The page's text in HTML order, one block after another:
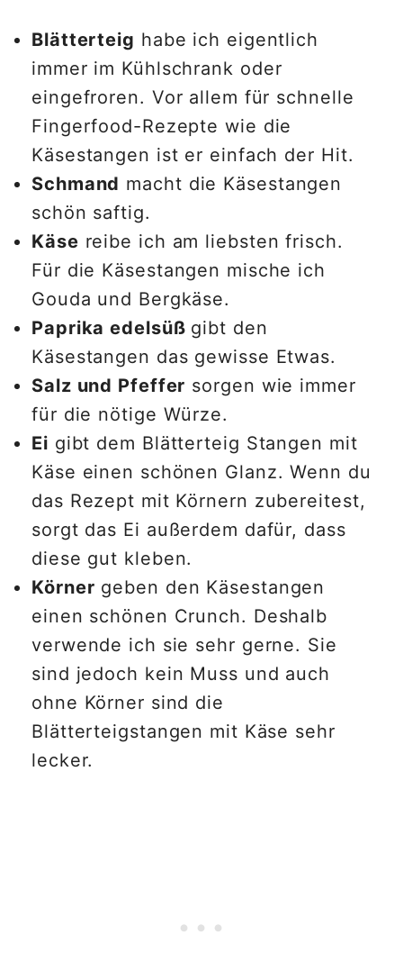
Blätterteig habe ich eigentlich
immer im Kühlschrank oder
eingefroren. Vor allem für schnelle
Fingerfood-Rezepte wie die
Käsestangen ist er einfach der Hit.
Schmand macht die Käsestangen
schön saftig.
Käse reibe ich am liebsten frisch.
Für die Käsestangen mische ich
Gouda und Bergkäse.
Paprika edelsüß gibt den
Käsestangen das gewisse Etwas.
Salz und Pfeffer sorgen wie immer
für die nötige Würze.
Ei gibt dem Blätterteig Stangen mit
Käse einen schönen Glanz. Wenn du
das Rezept mit Körnern zubereitest,
sorgt das Ei außerdem dafür, dass
diese gut kleben.
Körner geben den Käsestangen
einen schönen Crunch. Deshalb
verwende ich sie sehr gerne. Sie
sind jedoch kein Muss und auch
ohne Körner sind die
Blätterteigstangen mit Käse sehr
lecker.